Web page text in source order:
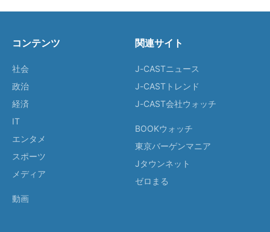
コンテンツ
社会
政治
経済
IT
エンタメ
スポーツ
メディア
動画
関連サイト
J-CASTニュース
J-CASTトレンド
J-CAST会社ウォッチ
BOOKウォッチ
東京バーゲンマニア
Jタウンネット
ゼロまる